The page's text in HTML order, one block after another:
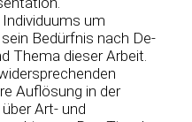
um
Bedürfnis nach De-
Thema dieser Arbeit.
Auflösung in der
Art- und